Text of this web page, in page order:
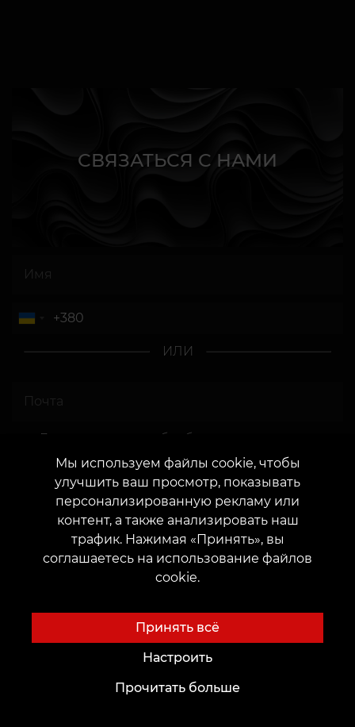
СВЯЗАТЬСЯ С НАМИ
ИЛИ
Даю согласие
на обработку персональных
данных
Отправить
Быстрый поиск эскизов
Мы используем файлы cookie, чтобы
улучшить ваш просмотр, показывать
персонализированную рекламу или
контент, а также анализировать наш
трафик. Нажимая «Принять», вы
соглашаетесь на использование файлов
cookie.
Принять всё
Настроить
Прочитать больше